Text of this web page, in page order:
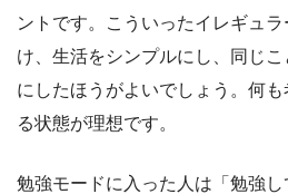
ントです。こういったイレギュ
け、生活をシンプルにし、同じ
にしたほうがよいでしょう。何
る状態が理想です。
勉強モードに入った人は「勉強